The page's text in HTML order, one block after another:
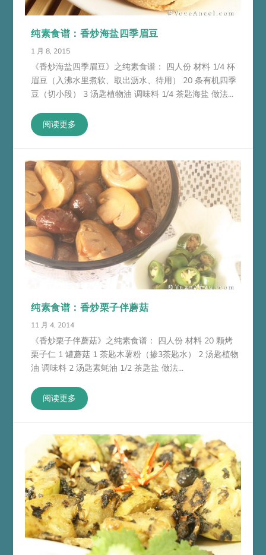
纯素食谱：香炒海盐四季眉豆
1 月 8, 2015
《香炒海盐四季眉豆》之纯素食谱： 四人份 材料 1/4 杯
眉豆（入沸水里煮软、取出沥水、待用） 20 条有机四季
豆（切小段） 3 汤匙植物油 调味料 1/4 茶匙海盐 做法...
阅读更多
纯素食谱：香炒栗子伴蘑菇
11 月 4, 2014
《香炒栗子伴蘑菇》之纯素食谱： 四人份 材料 20 颗烤
栗子仁 1 罐蘑菇 1 茶匙木薯粉（掺3茶匙水） 2 汤匙植物
油 调味料 2 汤匙素蚝油 1/2 茶匙盐 做法...
阅读更多